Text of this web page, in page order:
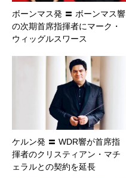
ボーンマス発 〓 ボーンマス響
の次期首席指揮者にマーク・
ウィッグルスワース
ケルン発 〓 WDR響が首席指
揮者のクリスティアン・マチ
ェラルとの契約を延長